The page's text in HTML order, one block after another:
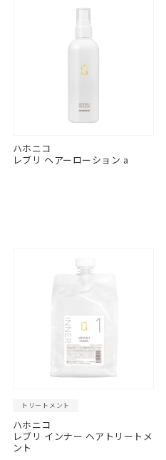
ハホニコ
レブリ ヘアーローション a
トリートメント
ハホニコ
レブリ インナー ヘアトリートメ
ント